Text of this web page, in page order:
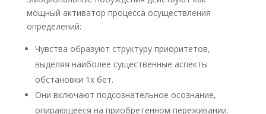
мощный активатор процесса осуществления
определений:
Чувства образуют структуру приоритетов,
выделяя наиболее существенные аспекты
обстановки 1х бет.
Они включают подсознательное осознание,
опирающееся на приобретенном переживании.